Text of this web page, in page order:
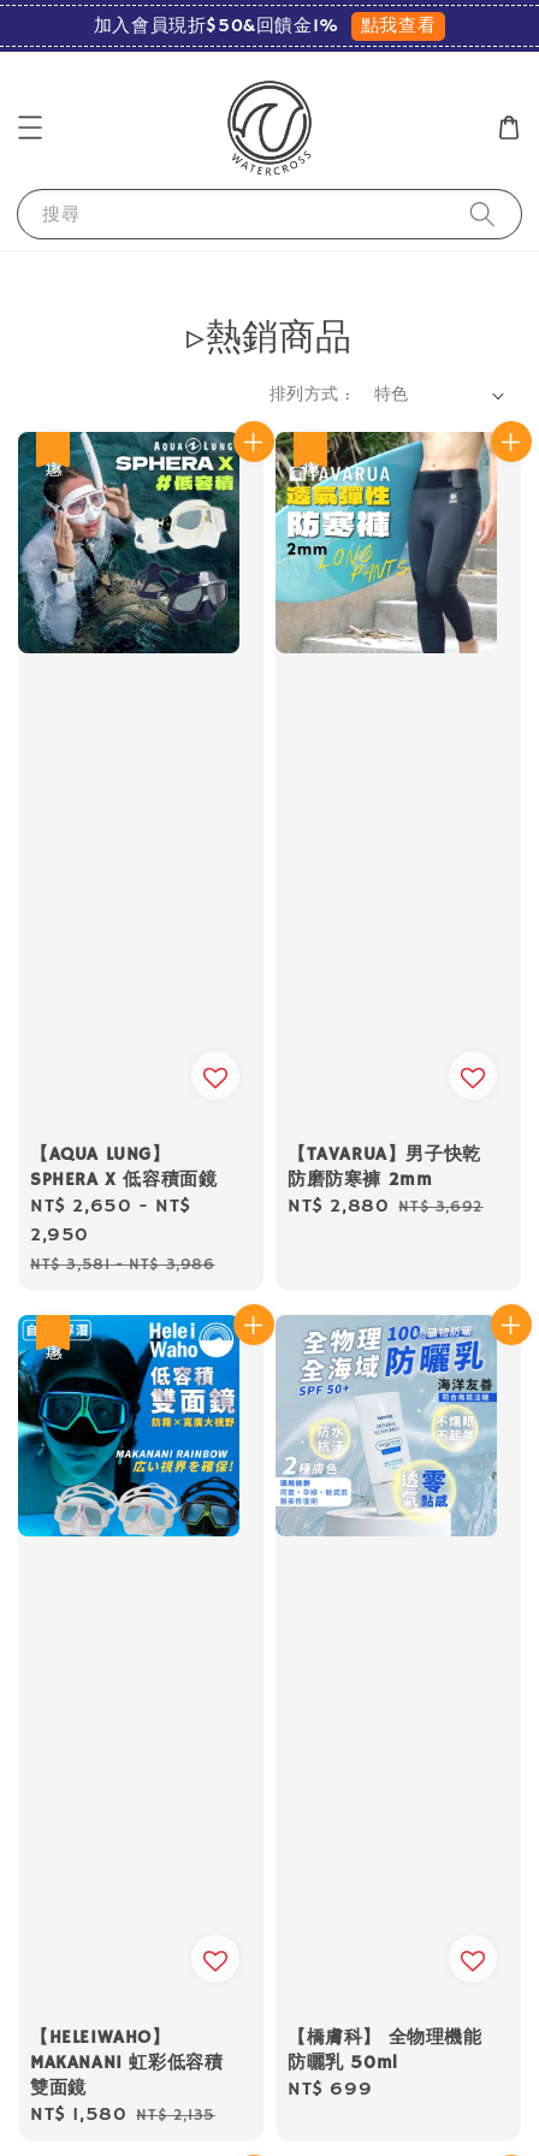
加入會員現折$50&回饋金1% 點我查看
搜尋
▹熱銷商品
排列方式 :
【AQUA LUNG】
SPHERA X 低容積面鏡
Sale
price
NT$ 2,650 - NT$
2,950
Regular
NT$ 3,581-NT$ 3,986
【TAVARUA】男子快乾
防磨防寒褲 2mm
Sale
NT$ 2,880 Regular
NT$ 3,692
【HELEIWAHO】
MAKANANI 虹彩低容積
雙面鏡
Sale
NT$ 1,580 Regular
NT$ 2,135
【橋膚科】 全物理機能
防曬乳 50ml
Regular
NT$ 699